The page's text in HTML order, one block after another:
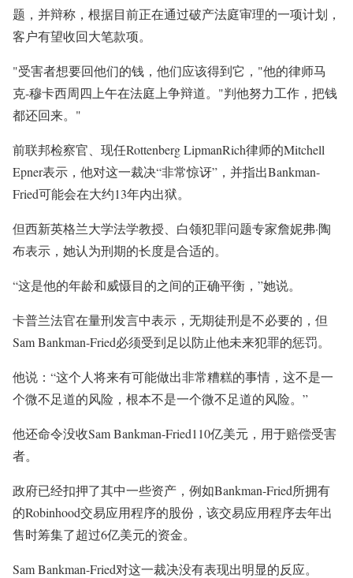
题，并辩称，根据目前正在通过破产法庭审理的一项计划，
客户有望收回大笔款项。
"受害者想要回他们的钱，他们应该得到它，"他的律师马
克-穆卡西周四上午在法庭上争辩道。"判他努力工作，把钱
都还回来。"
前联邦检察官、现任Rottenberg LipmanRich律师的Mitchell
Epner表示，他对这一裁决“非常惊讶”，并指出Bankman-
Fried可能会在大约13年内出狱。
但西新英格兰大学法学教授、白领犯罪问题专家詹妮弗·陶
布表示，她认为刑期的长度是合适的。
“这是他的年龄和威慑目的之间的正确平衡，”她说。
卡普兰法官在量刑发言中表示，无期徒刑是不必要的，但
Sam Bankman-Fried必须受到足以防止他未来犯罪的惩罚。
他说：“这个人将来有可能做出非常糟糕的事情，这不是一
个微不足道的风险，根本不是一个微不足道的风险。”
他还命令没收Sam Bankman-Fried110亿美元，用于赔偿受害
者。
政府已经扣押了其中一些资产，例如Bankman-Fried所拥有
的Robinhood交易应用程序的股份，该交易应用程序去年出
售时筹集了超过6亿美元的资金。
Sam Bankman-Fried对这一裁决没有表现出明显的反应。